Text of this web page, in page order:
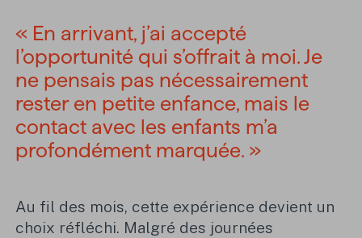
« En arrivant, j’ai accepté
l’opportunité qui s’offrait à moi. Je
ne pensais pas nécessairement
rester en petite enfance, mais le
contact avec les enfants m’a
profondément marquée. »
Au fil des mois, cette expérience devient un
choix réfléchi. Malgré des journées